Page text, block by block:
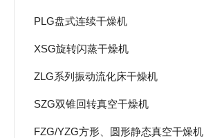
PLG盘式连续干燥机
XSG旋转闪蒸干燥机
ZLG系列振动流化床干燥机
SZG双锥回转真空干燥机
FZG/YZG方形、圆形静态真空干燥机